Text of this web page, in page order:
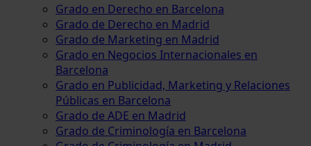
Grado en Derecho en Barcelona
Grado de Derecho en Madrid
Grado de Marketing en Madrid
Grado en Negocios Internacionales en
Barcelona
Grado en Publicidad, Marketing y Relaciones
Públicas en Barcelona
Grado de ADE en Madrid
Grado de Criminología en Barcelona